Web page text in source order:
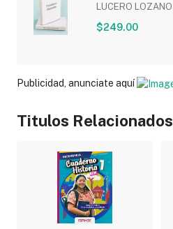
LUCERO LOZANO
$249.00
Publicidad, anunciate aquí
Titulos Relacionados